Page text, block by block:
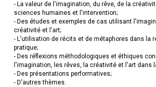
- La valeur de l'imagination, du rêve, de la
sciences humaines et l'intervention;
- Des études et exemples de cas utilisant
créativité et l'art;
- L'utilisation de récits et de métaphores dans la
pratique;
- Des réflexions méthodologiques et éthiques
l'imagination, les rêves, la créativité et l'art dans
- Des présentations performatives;
- D'autres thèmes.